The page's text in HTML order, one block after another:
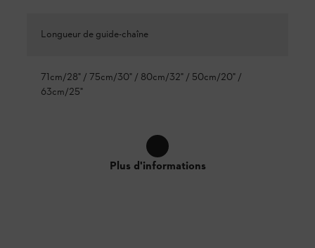
Longueur de guide-chaîne
71cm/28" / 75cm/30" / 80cm/32" / 50cm/20" /
63cm/25"
Plus d'informations